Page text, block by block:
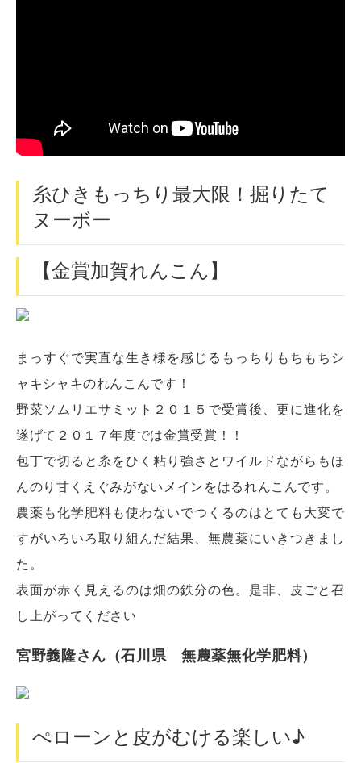
糸ひきもっちり最大限！掘りたて
ヌーボー
【金賞加賀れんこん】
まっすぐで実直な生き様を感じるもっちりもちもちシ
ャキシャキのれんこんです！
野菜ソムリエサミット２０１５で受賞後、更に進化を
遂げて２０１７年度では金賞受賞！！
包丁で切ると糸をひく粘り強さとワイルドながらもほ
んのり甘くえぐみがないメインをはるれんこんです。
農薬も化学肥料も使わないでつくるのはとても大変で
すがいろいろ取り組んだ結果、無農薬にいきつきまし
た。
表面が赤く見えるのは畑の鉄分の色。是非、皮ごと召
し上がってください
宮野義隆さん（石川県 無農薬無化学肥料）
ぺローンと皮がむける楽しい♪